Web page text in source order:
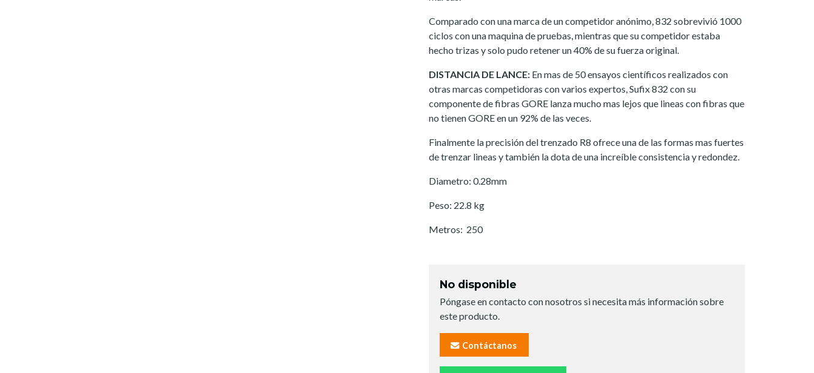
Comparado con una marca de un competidor anónimo, 832 sobrevivió 1000
ciclos con una maquina de pruebas, mientras que su competidor estaba
hecho trizas y solo pudo retener un 40% de su fuerza original.
DISTANCIA DE LANCE: En mas de 50 ensayos científicos realizados con
otras marcas competidoras con varios expertos, Sufix 832 con su
componente de fibras GORE lanza mucho mas lejos que lineas con fibras que
no tienen GORE en un 92% de las veces.
Finalmente la precisión del trenzado R8 ofrece una de las formas mas fuertes
de trenzar lineas y también la dota de una increíble consistencia y redondez.
Diametro: 0.28mm
Peso: 22.8 kg
Metros: 250
No disponible
Póngase en contacto con nosotros si necesita más información sobre
este producto.
Contáctanos